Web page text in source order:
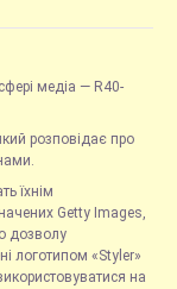
медіа — R40-
розповідає про
їхнім
Getty Images,
дозволу
логотипом «Styler»
на